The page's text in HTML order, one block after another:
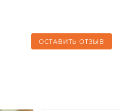
ОСТАВИТЬ ОТЗЫВ